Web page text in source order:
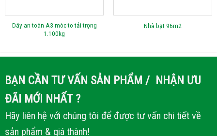
Dây an toàn A3 móc to tải trọng
1.100kg
Nhà bạt 96m2
BẠN CẦN TƯ VẤN SẢN PHẨM / NHẬN ƯU
ĐÃI MỚI NHẤT ?
Hãy liên hệ với chúng tôi để được tư vấn chi tiết về
sản phẩm & giá thành!